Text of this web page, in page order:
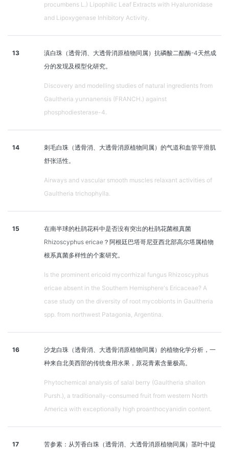
procumbens L.) Lipophilic Leaf Extracts with Hyaluronidase
and Lipoxygenase Inhibitory Activity.
13
滇白珠（透骨消、大透骨消原植物同属）抗磷酸二酯酶-4天然成
分的发现及模型化研究。
Discovery and modelling studies of natural ingredients from
Gaultheria yunnanensis (FRANCH.) against
phosphodiesterase-4.
14
刺毛白珠（透骨消、大透骨消原植物同属）的气道和血管平滑肌
舒张活性。
Airways and vascular smooth muscles relaxant activities of
Gaultheria trichophylla.
15
在南半球的杜鹃花科中是否没有突出的杜鹃花菌根真菌
Rhizoscyphus ericae？阿根廷巴塔哥尼亚西北部高尔塔属植物
根系真菌多样性的个案研究。
Is the prominent ericoid mycorrhizal fungus Rhizoscyphus
ericae absent in the Southern Hemisphere's Ericaceae? A
case study on the diversity of root mycobionts in Gaultheria
spp. from northwest Patagonia, Argentina.
16
沙龙白珠（透骨消、大透骨消原植物同属）的植物化学分析，一
种来自北美西部的传统食用水果，原花青素含量极高。
Phytochemical analysis of salal berry (Gaultheria shallon
Pursh.), a traditionally-consumed fruit from western North
America with exceptionally high proanthocyanidin content.
17
苦参素：从芳香白珠（透骨消、大透骨消原植物同属）茎叶中提